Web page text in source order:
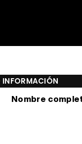
INFORMACIÓN
Nombre